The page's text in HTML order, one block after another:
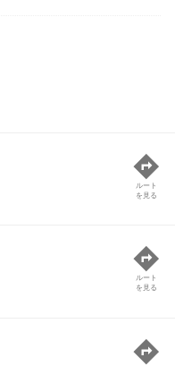
ルート
を見る
ルート
を見る